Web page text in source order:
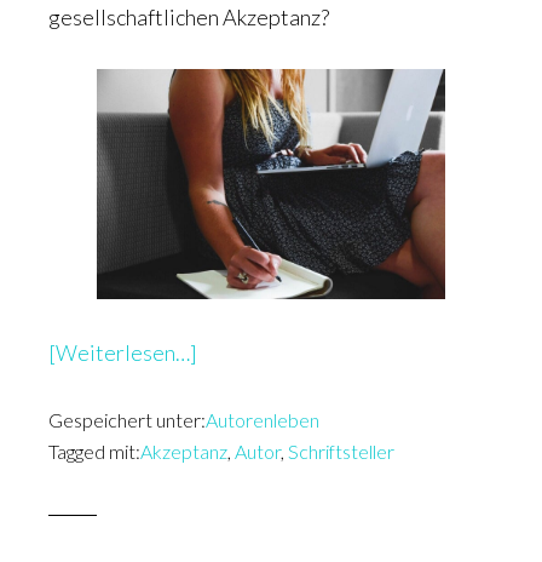
gesellschaftlichen Akzeptanz?
[Weiterlesen…]
–
Was
Gespeichert unter:Autorenleben
Tagged mit:Akzeptanz, Autor, Schriftsteller